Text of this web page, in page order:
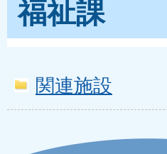
福祉課
関連施設